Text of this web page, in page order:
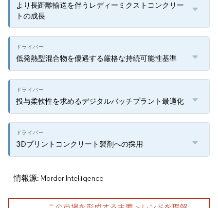
より長距離輸送を伴うレディーミクストコンクリー
トの成長
低発熱型混合物を優遇する厳格な持続可能性基準
投与柔軟性を求めるデジタルバッチプラント最適化
3Dプリントコンクリート製剤への採用
情報源: Mordor Intelligence